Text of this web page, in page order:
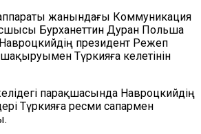
жанындағы Коммуникация
Бурханеттин Дуран Польша
президент Режеп
Түркияға келетінін
парақшасында Навроцкийдің
Түркияға ресми сапармен